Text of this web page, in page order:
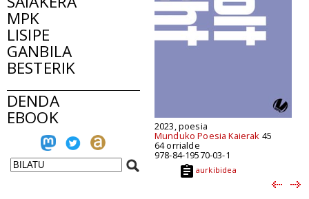
MPK
LISIPE
GANBILA
BESTERIK
DENDA
EBOOK 2023, poesia
Munduko Poesia Kaierak 45
64 orrialde
978-84-19570-03-1
aurkibidea